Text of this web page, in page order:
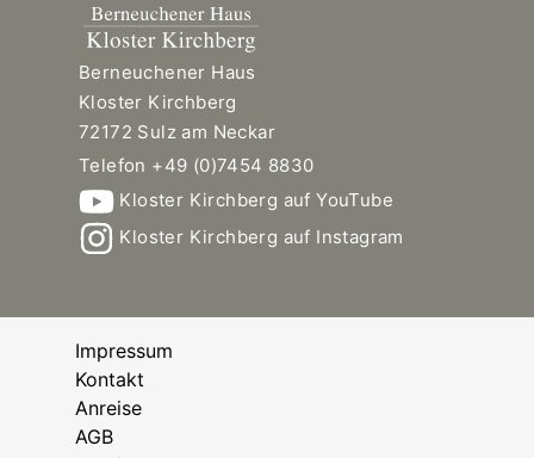
Berneuchener Haus
Kloster Kirchberg
72172 Sulz am Neckar
Telefon +49 (0)7454 8830
Kloster Kirchberg auf YouTube
Kloster Kirchberg auf Instagram
Impressum
Kontakt
Anreise
AGB